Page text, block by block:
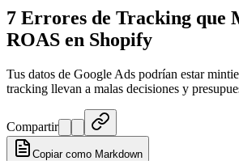
7 Errores de Tracking que
ROAS en Shopify
Tus datos de Google Ads podrían estar
tracking llevan a malas decisiones y
Compartir
Copiar como Markdown